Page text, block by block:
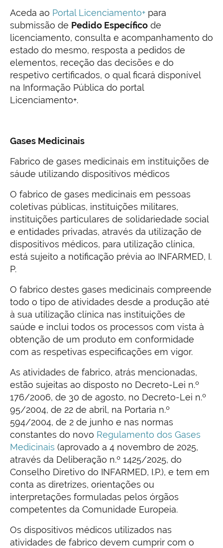
Aceda ao Portal Licenciamento+ para
submissão de Pedido Específico de
licenciamento, consulta e acompanhamento do
estado do mesmo, resposta a pedidos de
elementos, receção das decisões e do
respetivo certificados, o qual ficará disponível
na Informação Pública do portal
Licenciamento+.
Gases Medicinais
Fabrico de gases medicinais em instituições de
sáude utilizando dispositivos médicos
O fabrico de gases medicinais em pessoas
coletivas públicas, instituições militares,
instituições particulares de solidariedade social
e entidades privadas, através da utilização de
dispositivos médi­cos, para utilização clínica,
está sujeito a notificação prévia ao INFARMED, I.
P.
O fabrico destes gases medicinais compreende
todo o tipo de atividades desde a produção até
à sua utilização clínica nas instituições de
saúde e inclui todos os processos com vista à
obtenção de um produto em conformidade
com as respetivas especificações em vigor.
As atividades de fabrico, atrás mencionadas,
estão sujeitas ao disposto no Decreto­-Lei n.º
176/2006, de 30 de agosto, no Decreto-Lei n.º
95/2004, de 22 de abril, na Portaria n.º
594/2004, de 2 de junho e nas normas
constantes do novo Regulamento dos Gases
Medicinais (aprovado a 4 novembro de 2025,
através da Deliberação n.º 1425/2025, do
Conselho Diretivo do INFARMED, I.P.), e tem em
conta as diretrizes, orientações ou
interpretações formuladas pelos órgãos
competentes da Comunidade Europeia.
Os dispositivos médicos utilizados nas
atividades de fabrico devem cumprir com o